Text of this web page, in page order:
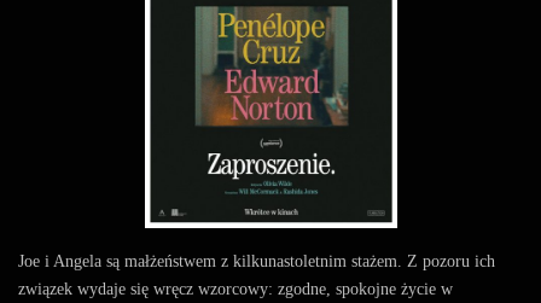
Joe i Angela są małżeństwem z kilkunastoletnim stażem. Z pozoru ich
związek wydaje się wręcz wzorcowy: zgodne, spokojne życie w